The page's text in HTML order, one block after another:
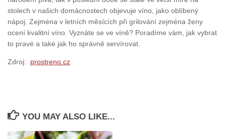
stolech v našich domácnostech objevuje víno, jako oblíbený
nápoj. Zejména v letních měsících při grilování zejména ženy
ocení kvalitní víno. Vyznáte se ve víně? Poradíme vám, jak vybrat
to pravé a také jak ho správně servírovat.
Zdroj: prostreno.cz
YOU MAY ALSO LIKE...